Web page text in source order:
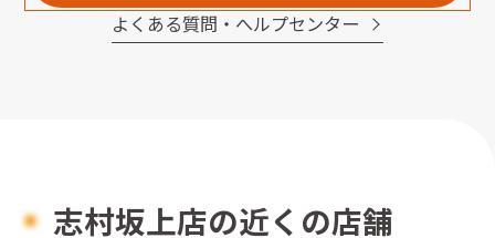
よくある質問・へルプセンター
志村坂上店の近くの店舗